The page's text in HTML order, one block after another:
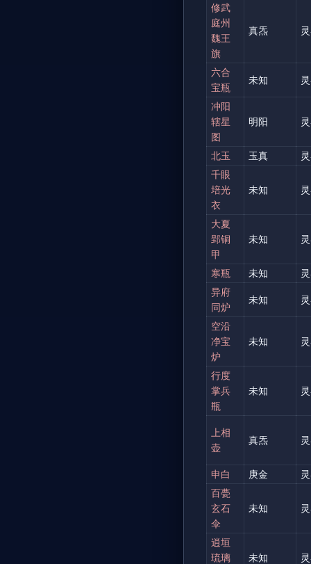
修武
庭州
魏王
旗
真炁
六合
宝瓶
未知
冲阳
辖星
图
明阳
北玉 玉真
千眼
培光
衣
未知
大夏
郢铜
甲
未知
寒瓶 未知
异府
同炉
未知
空沿
净宝
炉
未知
行度
掌兵
瓶
未知
上相
壶
真炁
申白 庚金
百甍
玄石
伞
未知
逍垣
琉璃
未知